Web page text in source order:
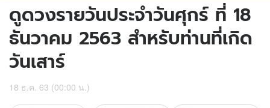
ดูดวงรายวันประจำวันศุกร์ ที่ 18
ธันวาคม 2563 สำหรับท่านที่เกิด
วันเสาร์
18 ธ.ค. 63 (00:00 น.)